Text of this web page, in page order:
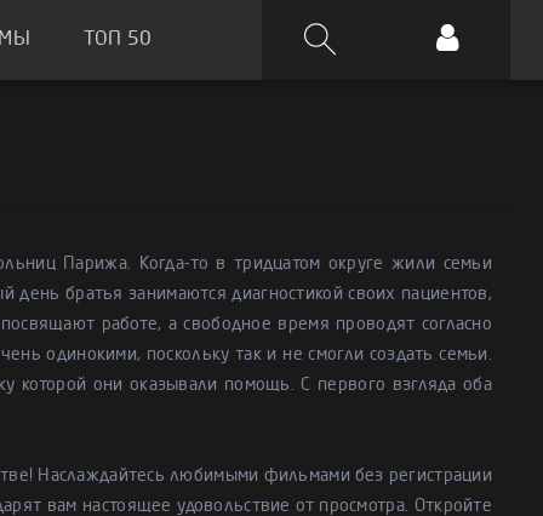
ТОП 50
Парижа. Когда-то в тридцатом округе жили семьи
день братья занимаются диагностикой своих пациентов,
работе, а свободное время проводят согласно
одинокими, поскольку так и не смогли создать семьи.
которой они оказывали помощь. С первого взгляда оба
Наслаждайтесь любимыми фильмами без регистрации
вам настоящее удовольствие от просмотра. Откройте